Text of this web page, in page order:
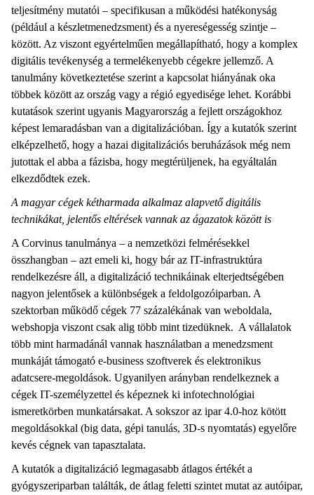
teljesítmény mutatói – specifikusan a működési hatékonyság
(például a készletmenedzsment) és a nyereségesség szintje –
között. Az viszont egyértelműen megállapítható, hogy a komplex
digitális tevékenység a termelékenyebb cégekre jellemző. A
tanulmány következtetése szerint a kapcsolat hiányának oka
többek között az ország vagy a régió egyedisége lehet. Korábbi
kutatások szerint ugyanis Magyarország a fejlett országokhoz
képest lemaradásban van a digitalizációban. Így a kutatók szerint
elképzelhető, hogy a hazai digitalizációs beruházások még nem
jutottak el abba a fázisba, hogy megtérüljenek, ha egyáltalán
elkezdődtek ezek.
A magyar cégek kétharmada alkalmaz alapvető digitális
technikákat, jelentős eltérések vannak az ágazatok között is
A Corvinus tanulmánya – a nemzetközi felmérésekkel
összhangban – azt emeli ki, hogy bár az IT-infrastruktúra
rendelkezésre áll, a digitalizáció technikáinak elterjedtségében
nagyon jelentősek a különbségek a feldolgozóiparban. A
szektorban működő cégek 77 százalékának van weboldala,
webshopja viszont csak alig több mint tizedüknek. A vállalatok
több mint harmadánál vannak használatban a menedzsment
munkáját támogató e-business szoftverek és elektronikus
adatcsere-megoldások. Ugyanilyen arányban rendelkeznek a
cégek IT-személyzettel és képeznek ki infotechnológiai
ismeretkörben munkatársakat. A sokszor az ipar 4.0-hoz kötött
megoldásokkal (big data, gépi tanulás, 3D-s nyomtatás) egyelőre
kevés cégnek van tapasztalata.
A kutatók a digitalizáció legmagasabb átlagos értékét a
gyógyszeriparban találták, de átlag feletti szintet mutat az autóipar,